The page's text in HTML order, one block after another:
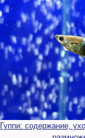
Гуппи: содержание,